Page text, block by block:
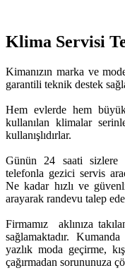
Klima Servisi
Kimanızın marka ve
garantili teknik destek
Hem evlerde hem
kullanılan klimalar
kullanışlıdırlar.
Günün 24 saati sizlere
telefonla gezici servis
Ne kadar hızlı ve
arayarak randevu talep
Firmamız aklınıza
sağlamaktadır.
yazlık moda geçirme,
çağırmadan sorununuza